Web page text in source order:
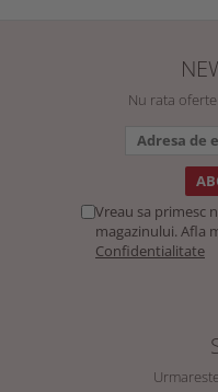
Nu rata
Vreau sa primesc
magazinului. Afla
Confidentialitate